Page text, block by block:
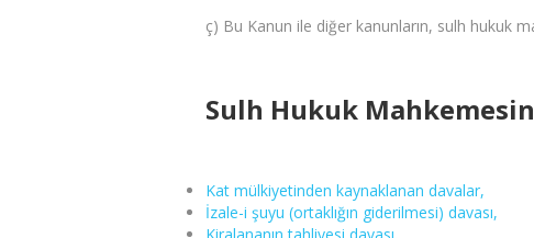
ç) Bu Kanun ile diğer kanunların, sulh hukuk
Sulh Hukuk
Kat mülkiyetinden kaynaklanan davalar,
İzale-i şuyu (ortaklığın giderilmesi) davası,